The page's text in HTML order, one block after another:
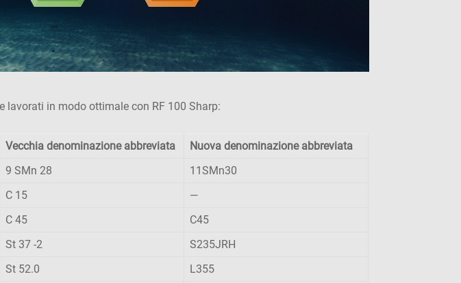
lavorati in modo ottimale con RF 100 Sharp:
Vecchia denominazione abbreviata
Nuova denominazione abbreviata
9 SMn 28
11SMn30
C 15
—
C 45
C45
St 37 -2
S235JRH
St 52.0
L355